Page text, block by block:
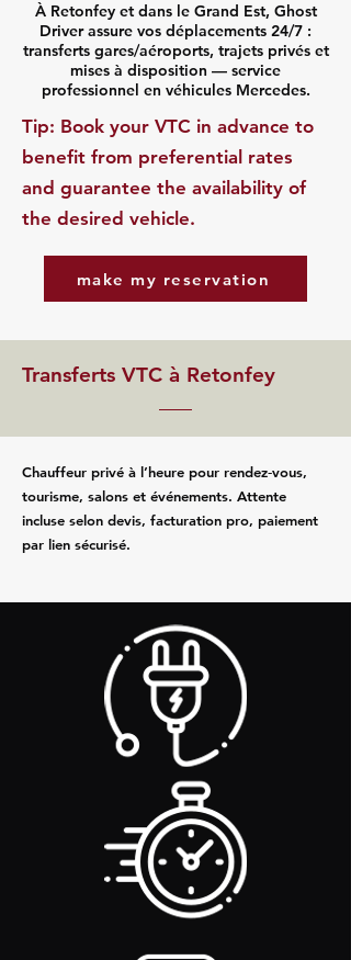
À Retonfey et dans le Grand Est, Ghost
Driver assure vos déplacements 24/7 :
transferts gares/aéroports, trajets privés et
mises à disposition — service
professionnel en véhicules Mercedes.
​Tip: Book your VTC in advance to
benefit from preferential rates
and guarantee the availability of
the desired vehicle.
make my reservation
Transferts VTC à Retonfey
Chauffeur privé à l’heure pour rendez‑vous,
tourisme, salons et événements. Attente
incluse selon devis, facturation pro, paiement
par lien sécurisé.